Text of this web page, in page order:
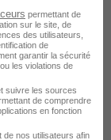
en V, Agile,
Package,
périmètre de
en matières et
permettant de
sur le site, de
des utilisateurs,
de
garantir la sécurité
les violations de
suivre les sources
de comprendre
en fonction
de nos utilisateurs afin